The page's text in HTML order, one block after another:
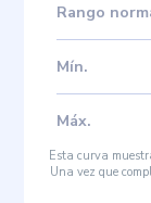
Rango
Mín.
Máx.
Esta curva
Una vez que